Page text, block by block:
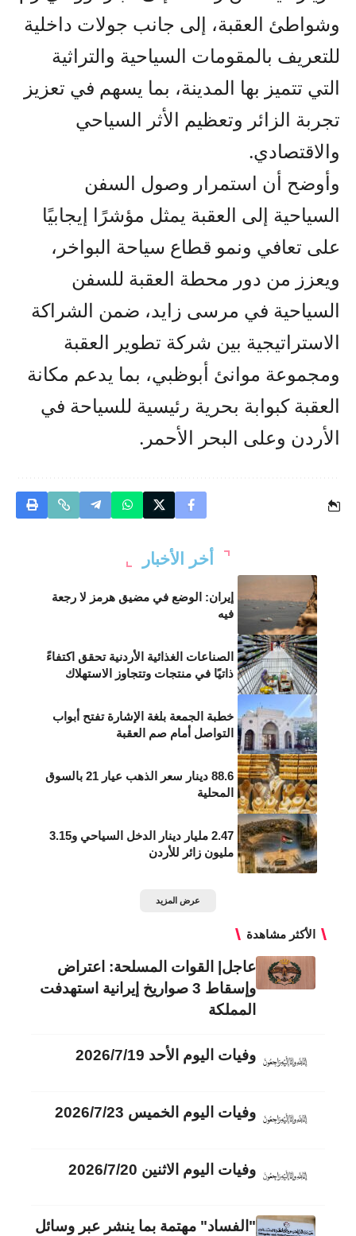
وشواطئ العقبة، إلى جانب جولات داخلية
للتعريف بالمقومات السياحية والتراثية
التي تتميز بها المدينة، بما يسهم في تعزيز
تجربة الزائر وتعظيم الأثر السياحي
والاقتصادي.
وأوضح أن استمرار وصول السفن
السياحية إلى العقبة يمثل مؤشرًا إيجابيًا
على تعافي ونمو قطاع سياحة البواخر،
ويعزز من دور محطة العقبة للسفن
السياحية في مرسى زايد، ضمن الشراكة
الاستراتيجية بين شركة تطوير العقبة
ومجموعة موانئ أبوظبي، بما يدعم مكانة
العقبة كبوابة بحرية رئيسية للسياحة في
الأردن وعلى البحر الأحمر.
أخر الأخبار
إيران: الوضع في مضيق هرمز لا رجعة
فيه
الصناعات الغذائية الأردنية تحقق اكتفاءً
ذاتيًا في منتجات وتتجاوز الاستهلاك
خطبة الجمعة بلغة الإشارة تفتح أبواب
التواصل أمام صم العقبة
88.6 دينار سعر الذهب عيار 21 بالسوق
المحلية
2.47 مليار دينار الدخل السياحي و3.15
مليون زائر للأردن
عرض المزيد
الأكثر مشاهدة
عاجل| القوات المسلحة: اعتراض
وإسقاط 3 صواريخ إيرانية استهدفت
المملكة
وفيات اليوم الأحد 2026/7/19
وفيات اليوم الخميس 2026/7/23
وفيات اليوم الاثنين 2026/7/20
"الفساد" مهتمة بما ينشر عبر وسائل